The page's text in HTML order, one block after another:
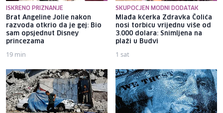
ISKRENO PRIZNANJE
Brat Angeline Jolie nakon
razvoda otkrio da je gej: Bio
sam opsjednut Disney
princezama
19 min
SKUPOCJEN MODNI DODATAK
Mlađa kćerka Zdravka Čolića
nosi torbicu vrijednu više od
3.000 dolara: Snimljena na
plaži u Budvi
1 sat